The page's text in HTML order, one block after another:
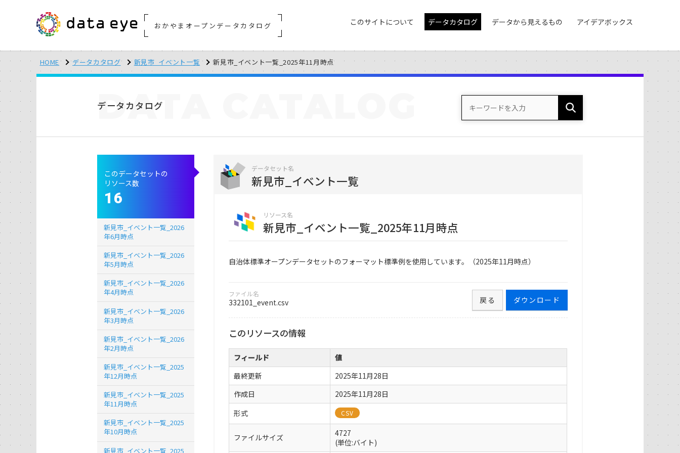
おかやまオープンデータカタログ このサイトについて データカタログ データから見えるもの アイデアボックス
HOME データカタログ 新見市_イベント一覧 新見市_イベント一覧_2025年11月時点
データカタログ
DATA
データセット名
新見市_イベント一覧
リソース名
新見市_イベント一覧_2025年11月時点
自治体標準オープンデータセットのフォーマット標準例を使用しています。（2025年11月時点）
ファイル名
332101_event.csv ダウンロード
戻る
このリソースの情報
フィールド
値
最終更新
2025年11月28日
作成日
2025年11月28日
形式
CSV
ファイルサイズ
4727
(単位:バイト)
このデータセットの
リソース数
16
新見市_イベント一覧_2026
年6月時点
新見市_イベント一覧_2026
年5月時点
新見市_イベント一覧_2026
年4月時点
新見市_イベント一覧_2026
年3月時点
新見市_イベント一覧_2026
年2月時点
新見市_イベント一覧_2025
年12月時点
新見市_イベント一覧_2025
年11月時点
新見市_イベント一覧_2025
年10月時点
新見市_イベント一覧_2025